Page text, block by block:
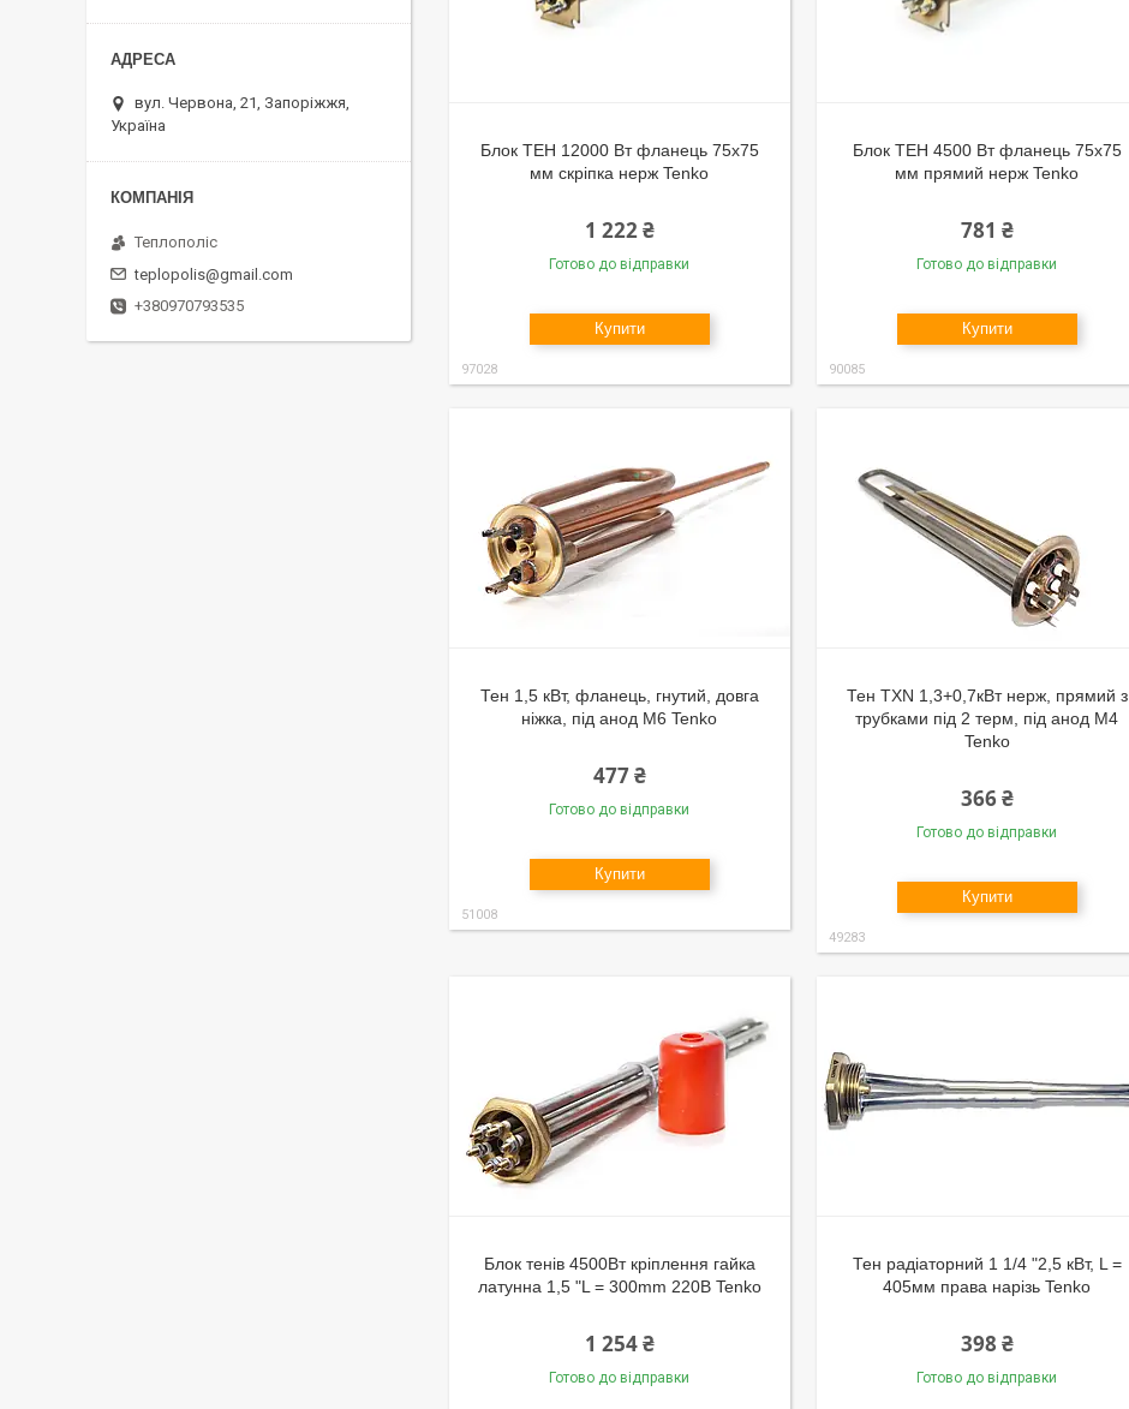
Блок ТЕН 12000 Вт фланець 75х75
мм скріпка нерж Tenko
1 222 ₴
Готово до відправки
Купити
97028
Блок ТЕН 4500 Вт фланець 75х75
мм прямий нерж Tenko
781 ₴
Готово до відправки
Купити
90085
Тен 1,5 кВт, фланець, гнутий, довга
ніжка, під анод М6 Tenko
477 ₴
Готово до відправки
Купити
51008
Тен ТХN 1,3+0,7кВт нерж, прямий з
трубками під 2 терм, під анод М4
Tenko
366 ₴
Готово до відправки
Купити
49283
Блок тенів 4500Вт кріплення гайка
латунна 1,5 "L = 300mm 220В Tenko
1 254 ₴
Готово до відправки
Тен радіаторний 1 1/4 "2,5 кВт, L =
405мм права нарізь Tenko
398 ₴
Готово до відправки
вул. Червона, 21, Запоріжжя,
Україна
Теплополіс
teplopolis@gmail.com
+380970793535